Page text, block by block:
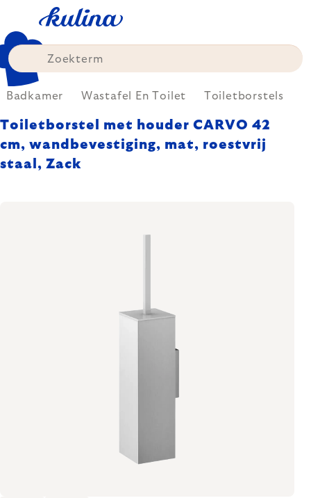
content
Badkamer Wastafel En Toilet Toiletborstels
Toiletborstel met houder CARVO 42
cm, wandbevestiging, mat, roestvrij
staal, Zack